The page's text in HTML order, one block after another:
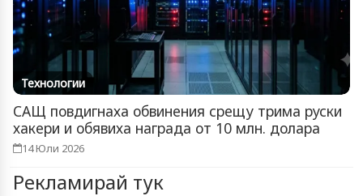
Технологии
САЩ повдигнаха обвинения срещу трима руски
хакери и обявиха награда от 10 млн. долара
14 Юли 2026
Рекламирай тук